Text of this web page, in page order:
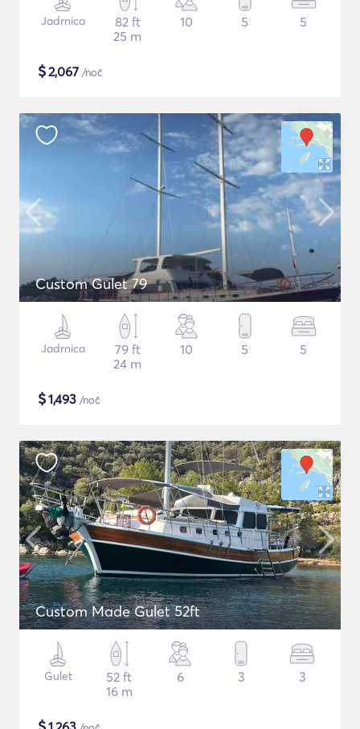
Jadrnica
82 ft
25 m
10 5 5
$2,067 /noč
Custom Gulet 79
Jadrnica
79 ft
24 m
10 5 5
$1,493 /noč
Custom Made Gulet 52ft
Gulet
52 ft
16 m
6 3 3